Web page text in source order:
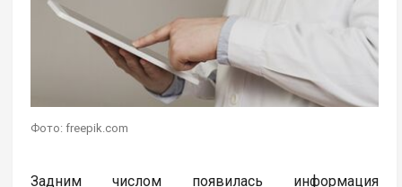
Фото: freepik.com
Задним числом появилась информация